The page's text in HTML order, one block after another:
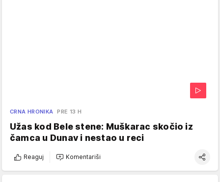
CRNA HRONIKA PRE 13 H
Užas kod Bele stene: Muškarac skočio iz
čamca u Dunav i nestao u reci
Reaguj Komentariši